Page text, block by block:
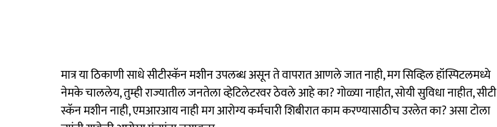
मात्र या ठिकाणी साधे सीटीस्कॅन मशीन उपलब्ध असून ते वापरात आणले जात नाही, मग सिव्हिल हॉस्पिटलमध्ये
नेमके चाललेय, तुम्ही राज्यातील जनतेला व्हेटिलेटरवर ठेवले आहे का? गोळ्या नाहीत, सोयी सुविधा नाहीत, सीटी
स्कॅन मशीन नाही, एमआरआय नाही मग आरोग्य कर्मचारी शिबीरात काम करण्यासाठीच उरलेत का? असा टोला